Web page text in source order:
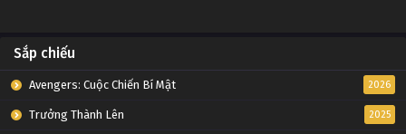
Sắp chiếu
Avengers: Cuộc Chiến Bí Mật 2026
Trưởng Thành Lên 2025